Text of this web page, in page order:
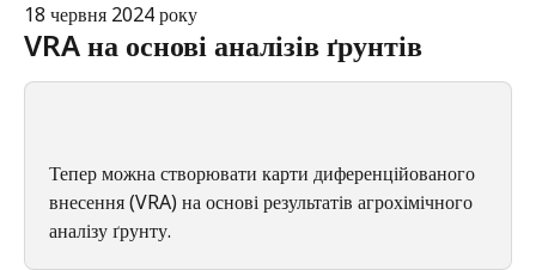
18 червня 2024 року
VRA на основі аналізів ґрунтів
Тепер можна створювати карти диференційованого
внесення (VRA) на основі результатів агрохімічного
аналізу ґрунту.